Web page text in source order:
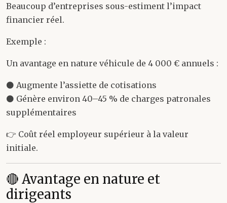
Beaucoup d’entreprises sous-estiment l’impact
financier réel.
Exemple :
Un avantage en nature véhicule de 4 000 € annuels :
⚫ Augmente l’assiette de cotisations
⚫ Génère environ 40–45 % de charges patronales
supplémentaires
👉 Coût réel employeur supérieur à la valeur
initiale.
🔴 Avantage en nature et
dirigeants